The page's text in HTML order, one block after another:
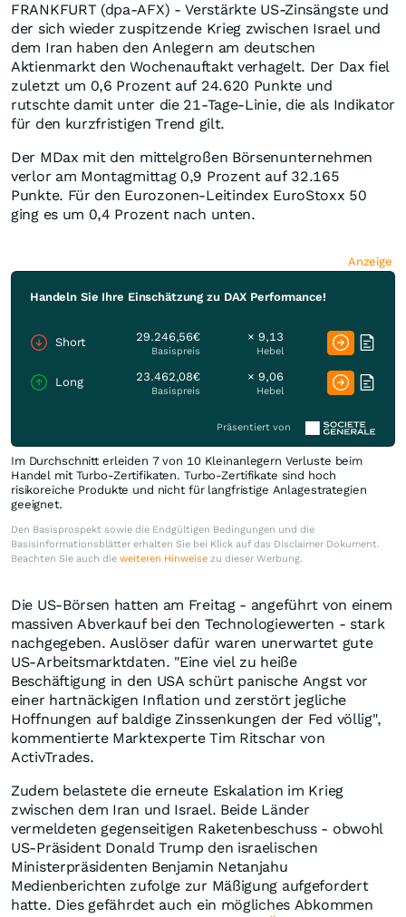
FRANKFURT (dpa-AFX) - Verstärkte US-Zinsängste und
der sich wieder zuspitzende Krieg zwischen Israel und
dem Iran haben den Anlegern am deutschen
Aktienmarkt den Wochenauftakt verhagelt. Der Dax fiel
zuletzt um 0,6 Prozent auf 24.620 Punkte und
rutschte damit unter die 21-Tage-Linie, die als Indikator
für den kurzfristigen Trend gilt.
Der MDax mit den mittelgroßen Börsenunternehmen
verlor am Montagmittag 0,9 Prozent auf 32.165
Punkte. Für den Eurozonen-Leitindex EuroStoxx 50
ging es um 0,4 Prozent nach unten.
Anzeige
Handeln Sie Ihre Einschätzung zu DAX Performance!
Short 29.246,56€
Basispreis
× 9,13
Hebel
Long 23.462,08€
Basispreis
× 9,06
Hebel
Präsentiert von
Im Durchschnitt erleiden 7 von 10 Kleinanlegern Verluste beim
Handel mit Turbo-Zertifikaten. Turbo-Zertifikate sind hoch
risikoreiche Produkte und nicht für langfristige Anlagestrategien
geeignet.
Den Basisprospekt sowie die Endgültigen Bedingungen und die
Basisinformationsblätter erhalten Sie bei Klick auf das Disclaimer Dokument.
Beachten Sie auch die weiteren Hinweise zu dieser Werbung.
Die US-Börsen hatten am Freitag - angeführt von einem
massiven Abverkauf bei den Technologiewerten - stark
nachgegeben. Auslöser dafür waren unerwartet gute
US-Arbeitsmarktdaten. "Eine viel zu heiße
Beschäftigung in den USA schürt panische Angst vor
einer hartnäckigen Inflation und zerstört jegliche
Hoffnungen auf baldige Zinssenkungen der Fed völlig",
kommentierte Marktexperte Tim Ritschar von
ActivTrades.
Zudem belastete die erneute Eskalation im Krieg
zwischen dem Iran und Israel. Beide Länder
vermeldeten gegenseitigen Raketenbeschuss - obwohl
US-Präsident Donald Trump den israelischen
Ministerpräsidenten Benjamin Netanjahu
Medienberichten zufolge zur Mäßigung aufgefordert
hatte. Dies gefährdet auch ein mögliches Abkommen